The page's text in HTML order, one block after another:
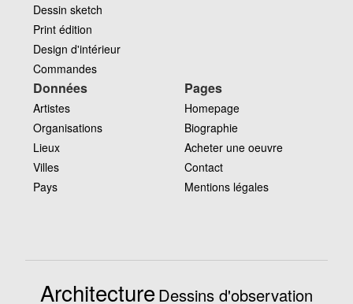
Dessin sketch
Print édition
Design d'intérieur
Commandes
Données
Artistes
Organisations
Lieux
Villes
Pays
Pages
Homepage
Biographie
Acheter une oeuvre
Contact
Mentions légales
ArchitectureDessins d'observation